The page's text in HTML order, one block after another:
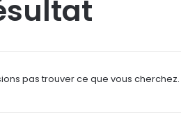
pas trouver ce que vous